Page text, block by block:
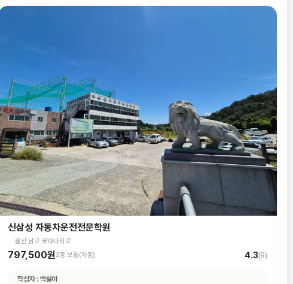
신삼성 자동차운전전문학원
울산 남구 꽃대나리로
797,500원 2종 보통(자동) 4.3(9)
작성자 : 박설아